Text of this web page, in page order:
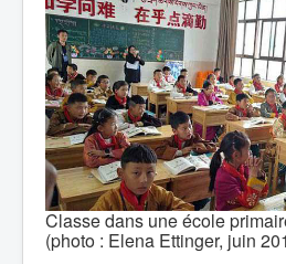
Classe dans une école
(photo : Elena Ettinger, juin